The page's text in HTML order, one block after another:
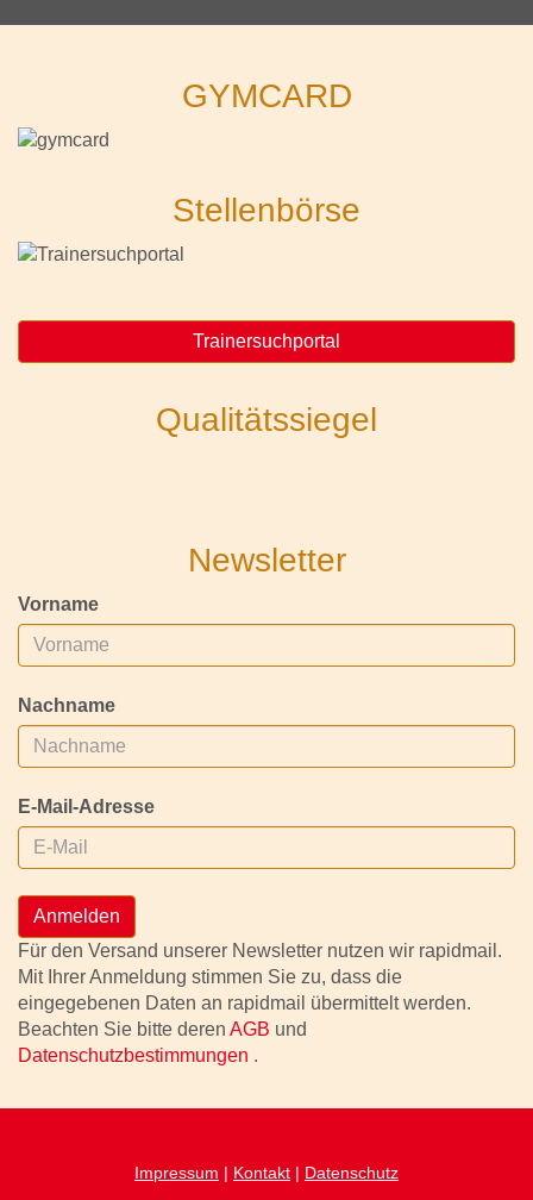
GYMCARD
Stellenbörse
Trainersuchportal
Qualitätssiegel
Newsletter
Vorname
Nachname
E-Mail-Adresse
Anmelden
Für den Versand unserer Newsletter nutzen wir rapidmail.
Mit Ihrer Anmeldung stimmen Sie zu, dass die
eingegebenen Daten an rapidmail übermittelt werden.
Beachten Sie bitte deren AGB und
Datenschutzbestimmungen .
Impressum | Kontakt | Datenschutz